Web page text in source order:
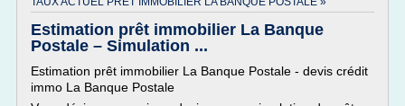
Estimation prêt immobilier La Banque
Postale – Simulation ...
Estimation prêt immobilier La Banque Postale - devis crédit
immo La Banque Postale